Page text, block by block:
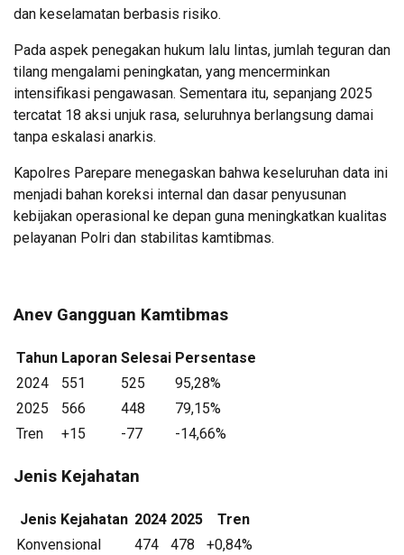
dan keselamatan berbasis risiko.
Pada aspek penegakan hukum lalu lintas, jumlah teguran dan
tilang mengalami peningkatan, yang mencerminkan
intensifikasi pengawasan. Sementara itu, sepanjang 2025
tercatat 18 aksi unjuk rasa, seluruhnya berlangsung damai
tanpa eskalasi anarkis.
Kapolres Parepare menegaskan bahwa keseluruhan data ini
menjadi bahan koreksi internal dan dasar penyusunan
kebijakan operasional ke depan guna meningkatkan kualitas
pelayanan Polri dan stabilitas kamtibmas.
Anev Gangguan Kamtibmas
Tahun Laporan Selesai Persentase
2024
551 525
95,28%
2025
566 448
79,15%
Tren
+15 -77 -14,66%
Jenis Kejahatan
Jenis Kejahatan 2024 2025
Tren
Konvensional
474 478
+0,84%